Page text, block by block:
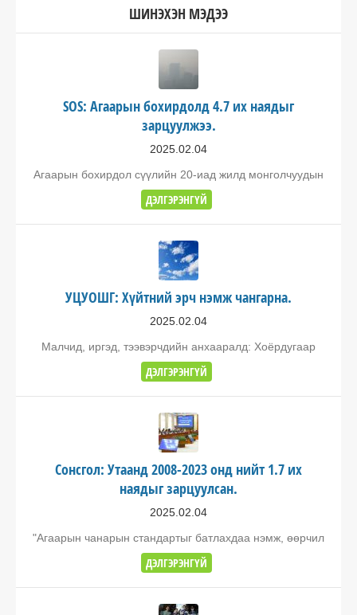
ШИНЭХЭН МЭДЭЭ
SOS: Агаарын бохирдолд 4.7 их наядыг
зарцуулжээ.
2025.02.04
Агаарын бохирдол сүүлийн 20-иад жилд монголчуудын
ДЭЛГЭРЭНГҮЙ
УЦУОШГ: Хүйтний эрч нэмж чангарна.
2025.02.04
Малчид, иргэд, тээвэрчдийн анхааралд: Хоёрдугаар
ДЭЛГЭРЭНГҮЙ
Сонсгол: Утаанд 2008-2023 онд нийт 1.7 их
наядыг зарцуулсан.
2025.02.04
"Агаарын чанарын стандартыг батлахдаа нэмж, өөрчил
ДЭЛГЭРЭНГҮЙ